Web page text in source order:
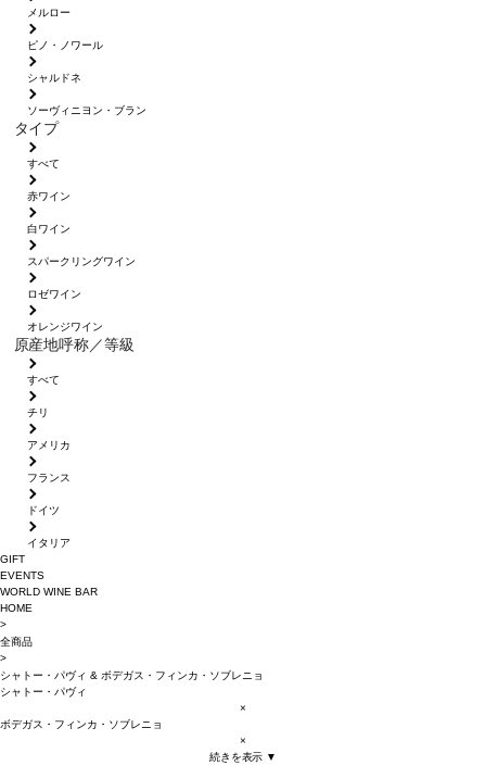
メルロー
ピノ・ノワール
シャルドネ
ソーヴィニヨン・ブラン
タイプ
すべて
赤ワイン
白ワイン
スパークリングワイン
ロゼワイン
オレンジワイン
原産地呼称／等級
すべて
チリ
アメリカ
フランス
ドイツ
イタリア
GIFT
EVENTS
WORLD WINE BAR
HOME
>
全商品
>
シャトー・パヴィ & ボデガス・フィンカ・ソブレニョ
シャトー・パヴィ
×
ボデガス・フィンカ・ソブレニョ
×
続きを表示 ▼